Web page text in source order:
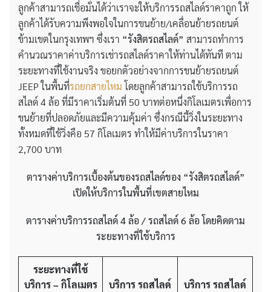
ลูกค้าสามารถเชื่อมั่นได้ว่าเราจะให้บริการรถสไลด์ราคาถูก ให้
ลูกค้าได้รับความพึงพอใจในการขนย้าย/เคลื่อนย้ายรถยนต์
ข้ามเขตในกรุงเทพฯ ซึ่งเรา “รังสิตรถสไลด์” สามารถทำการ
คำนวณราคาค่าบริการเช่ารถสไลด์ราคาให้ท่านได้ทันที ตาม
ระยะทางที่ใช้งานจริง ขอยกตัวอย่างจากการขนย้ายรถยนต์
JEEP ในพื้นที่รถยกสายไหมโดยลูกค้าสามารถใช้บริการรถ
สไลด์ 4 ล้อ ที่มีราคาเริ่มต้นที่ 50 บาทต่อหนึ่งกิโลเมตรเพื่อการ
ขนย้ายที่ปลอดภัยและมีความคุ้มค่า ซึ่งกรณีนี้วิ่งในระยะทาง
ทั้งหมดที่ใช้วิ่งคือ 57 กิโลเมตร ทำให้มีค่าบริการในราคา
2,700 บาท
ตารางค่าบริการเบื้องต้นของรถสไลด์ของ “รังสิตรถสไลด์”
เปิดให้บริการในพื้นที่เขตสายไหม
ตารางค่าบริการรถสไลด์4 ล้อ / รถสไลด์ 6 ล้อ โดยคิดตาม
ระยะทางที่ใช้บริการ
ระยะทางที่ใช้
บริการ – กิโลเมตร
บริการ รถสไลด์
บริการ รถสไลด์